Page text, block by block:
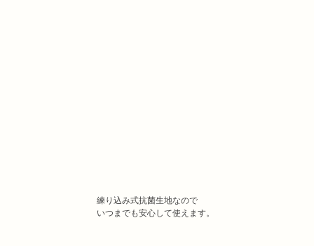
練り込み式抗菌生地なので
いつまでも安心して使えます。